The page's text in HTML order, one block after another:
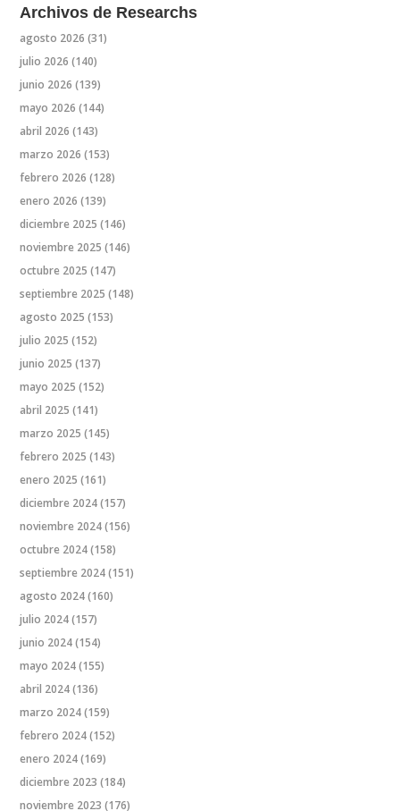
Archivos de Researchs
agosto 2026 (31)
julio 2026 (140)
junio 2026 (139)
mayo 2026 (144)
abril 2026 (143)
marzo 2026 (153)
febrero 2026 (128)
enero 2026 (139)
diciembre 2025 (146)
noviembre 2025 (146)
octubre 2025 (147)
septiembre 2025 (148)
agosto 2025 (153)
julio 2025 (152)
junio 2025 (137)
mayo 2025 (152)
abril 2025 (141)
marzo 2025 (145)
febrero 2025 (143)
enero 2025 (161)
diciembre 2024(157)
noviembre 2024(156)
octubre 2024(158)
septiembre 2024(151)
agosto 2024(160)
julio 2024(157)
junio 2024(154)
mayo 2024(155)
abril 2024(136)
marzo 2024(159)
febrero 2024(152)
enero 2024(169)
diciembre 2023 (184)
noviembre 2023 (176)